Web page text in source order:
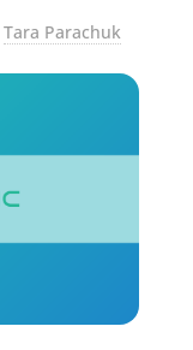
Tara Parachuk